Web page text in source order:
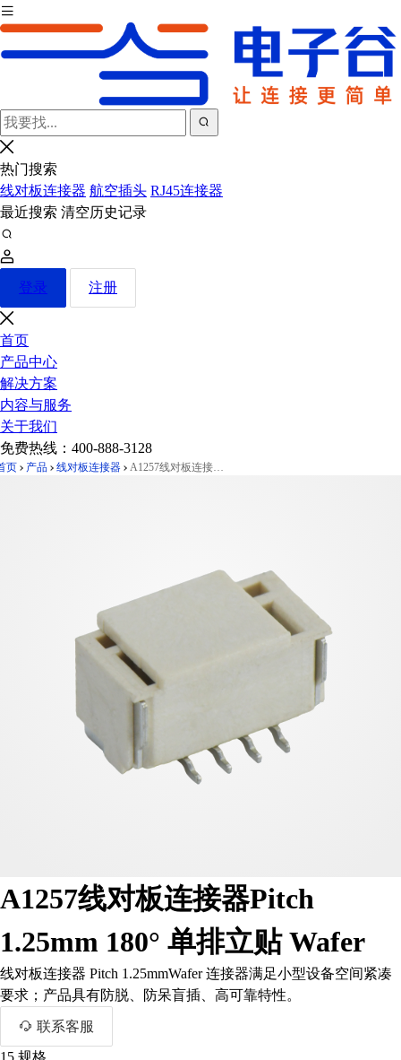
热门搜索
线对板连接器 航空插头 RJ45连接器
最近搜索 清空历史记录
登录 注册
首页
产品中心
解决方案
内容与服务
关于我们
免费热线： 400-888-3128
页 产品 线对板连接器 A1257线对板连接器Pitch 1.25mm 180° 单排立贴 Wafer
A1257线对板连接器Pitch
1.25mm 180° 单排立贴 Wafer
线对板连接器 Pitch 1.25mmWafer 连接器满足小型设备空间紧凑
要求；产品具有防脱、防呆盲插、高可靠特性。
联系客服